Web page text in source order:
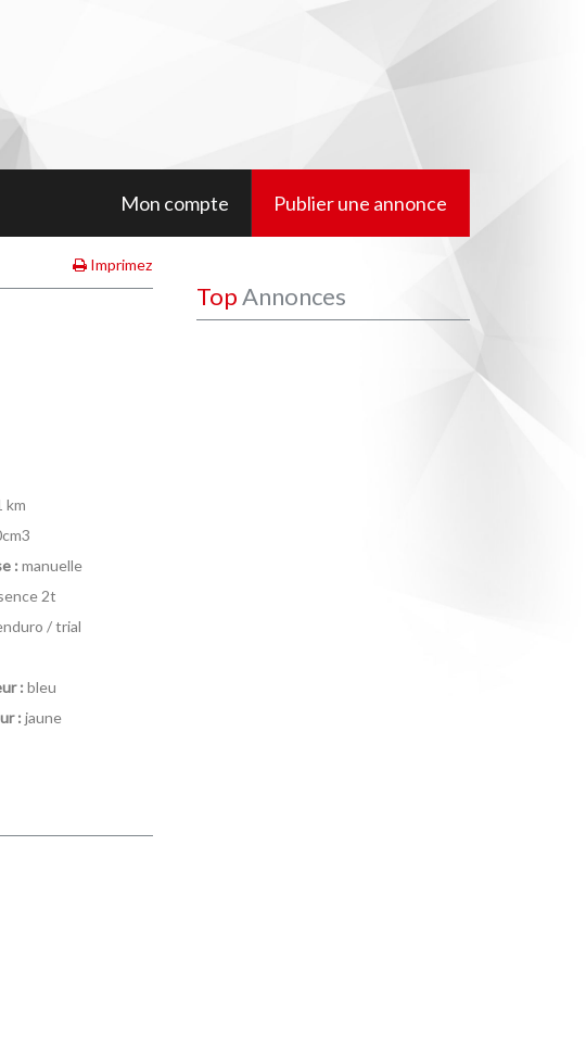
Publier une annonce
Mon compte
Imprimez
km
3
: manuelle
2t
/ trial
: bleu
: jaune
TopAnnonces